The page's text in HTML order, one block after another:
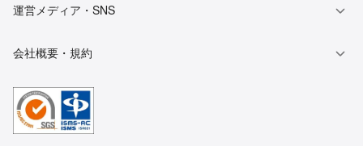
運営メディア・SNS
会社概要・規約